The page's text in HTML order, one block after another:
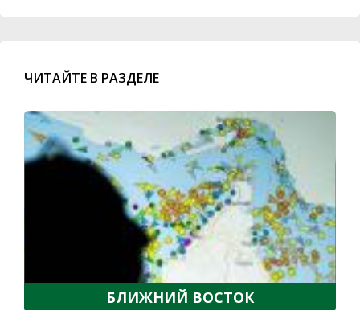
ЧИТАЙТЕ В РАЗДЕЛЕ
БЛИЖНИЙ ВОСТОК